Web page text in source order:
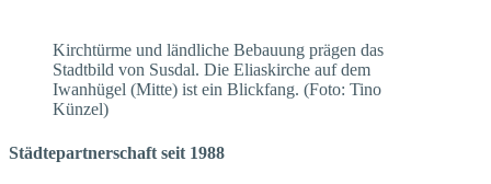
Kirchtürme und ländliche Bebauung prägen das
Stadtbild von Susdal. Die Eliaskirche auf dem
Iwanhügel (Mitte) ist ein Blickfang. (Foto: Tino
Künzel)
Städtepartnerschaft seit 1988